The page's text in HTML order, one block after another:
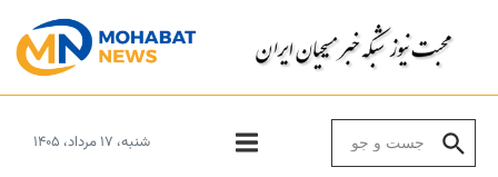
شنبه، ۱۷ مرداد، ۱۴۰۵